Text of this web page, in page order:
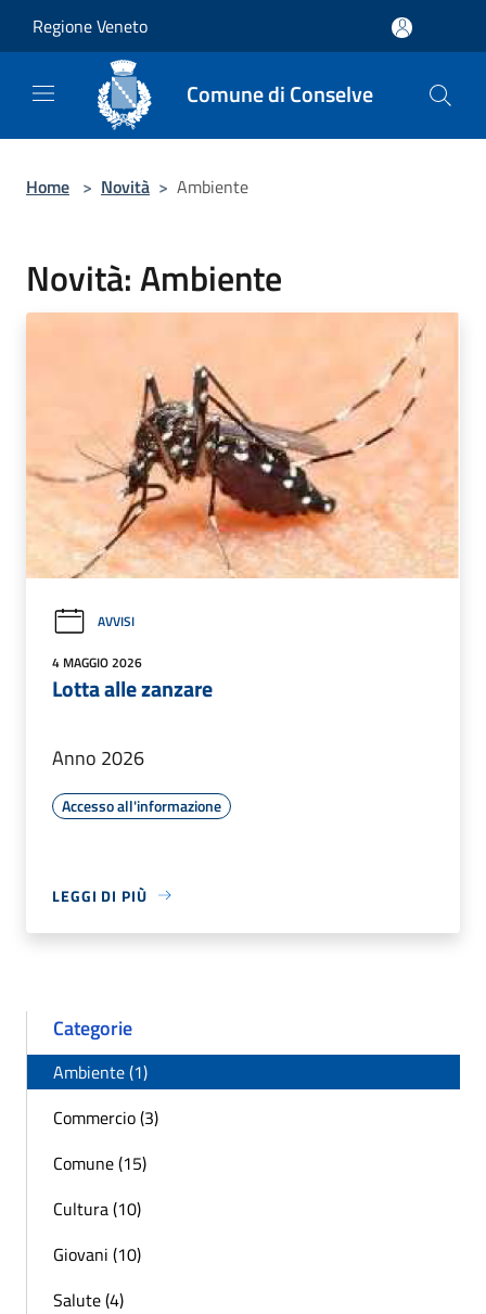
Regione Veneto
Comune di Conselve
Home > Novità > Ambiente
Novità: Ambiente
AVVISI
4 MAGGIO 2026
Lotta alle zanzare
Anno 2026
Accesso all'informazione
LEGGI DI PIÙ
Categorie
Ambiente (1)
Commercio (3)
Comune (15)
Cultura (10)
Giovani (10)
Salute (4)